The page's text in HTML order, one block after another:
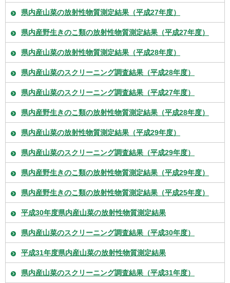
県内産山菜の放射性物質測定結果（平成27年度）
県内産野生きのこ類の放射性物質測定結果（平成27年度）
県内産山菜の放射性物質測定結果（平成28年度）
県内産山菜のスクリーニング調査結果（平成28年度）
県内産山菜のスクリーニング調査結果（平成27年度）
県内産野生きのこ類の放射性物質測定結果（平成28年度）
県内産山菜の放射性物質測定結果（平成29年度）
県内産山菜のスクリーニング調査結果（平成29年度）
県内産野生きのこ類の放射性物質測定結果（平成29年度）
県内産野生きのこ類の放射性物質測定結果（平成25年度）
平成30年度県内産山菜の放射性物質測定結果
県内産山菜のスクリーニング調査結果（平成30年度）
平成31年度県内産山菜の放射性物質測定結果
県内産山菜のスクリーニング調査結果（平成31年度）